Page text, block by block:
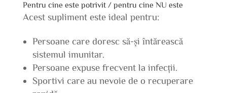
Pentru cine este potrivit / pentru cine NU este
Acest supliment este ideal pentru:
Persoane care doresc să-și întărească
sistemul imunitar.
Persoane expuse frecvent la infecții.
Sportivi care au nevoie de o recuperare